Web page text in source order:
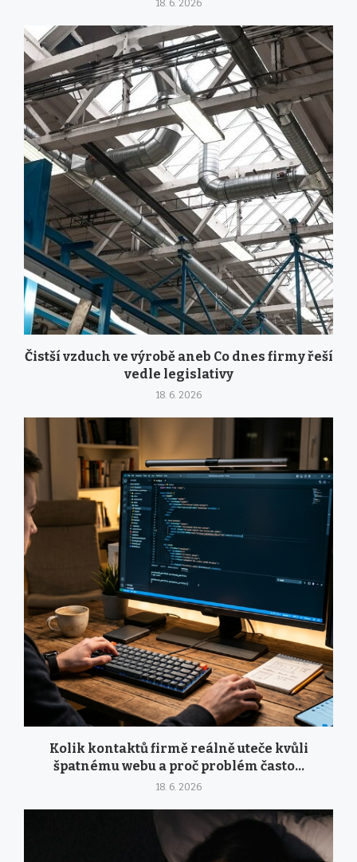
18. 6. 2026
Čistší vzduch ve výrobě aneb Co dnes firmy řeší
vedle legislativy
18. 6. 2026
Kolik kontaktů firmě reálně uteče kvůli
špatnému webu a proč problém často...
18. 6. 2026